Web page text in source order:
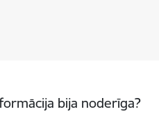
bija noderīga?